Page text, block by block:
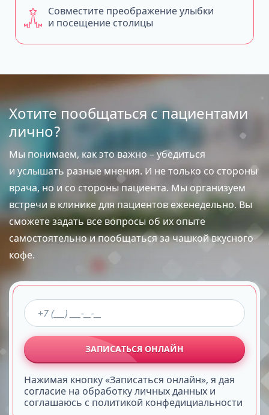
Совместите преображение улыбки
и посещение столицы
Хотите пообщаться с пациентами
лично?
Мы понимаем, как это важно – убедиться
и услышать разные мнения. И не только со стороны
врача, но и со стороны пациента. Мы организуем
встречи в клинике для пациентов еженедельно. Вы
сможете задать все вопросы об их опыте
самостоятельно и пообщаться за чашкой вкусного
кофе.
ЗАПИСАТЬСЯ ОНЛАЙН
Нажимая кнопку «Записаться онлайн», я дая
согласие на обработку личных данных и
соглашаюсь с политикой конфедициальности